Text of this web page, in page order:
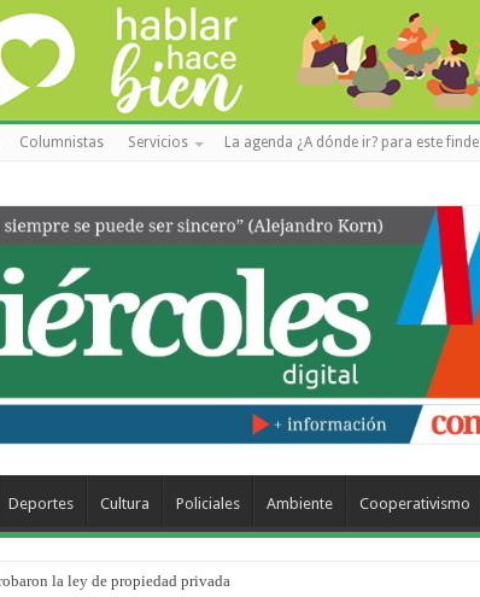
Columnistas Servicios La agenda ¿A dónde ir? para este finde
Deportes Cultura Policiales Ambiente Cooperativismo
la ley de propiedad privada